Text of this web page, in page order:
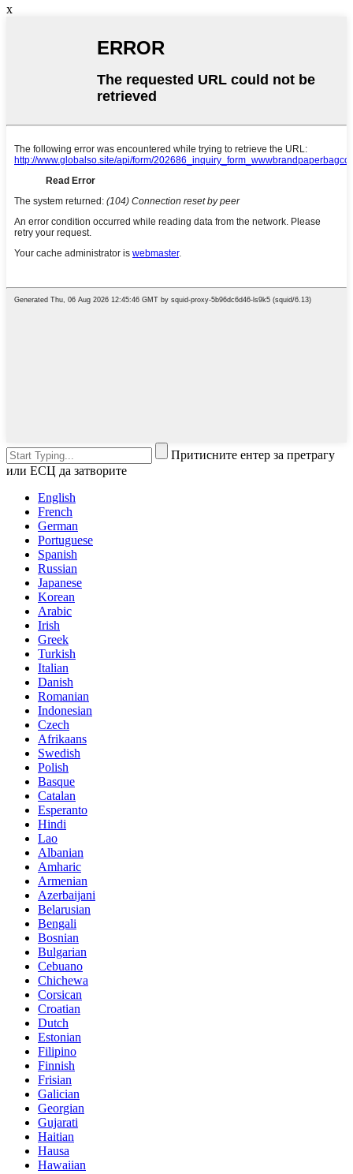
x
Притисните ентер за претрагу
или ЕСЦ да затворите
English
French
German
Portuguese
Spanish
Russian
Japanese
Korean
Arabic
Irish
Greek
Turkish
Italian
Danish
Romanian
Indonesian
Czech
Afrikaans
Swedish
Polish
Basque
Catalan
Esperanto
Hindi
Lao
Albanian
Amharic
Armenian
Azerbaijani
Belarusian
Bengali
Bosnian
Bulgarian
Cebuano
Chichewa
Corsican
Croatian
Dutch
Estonian
Filipino
Finnish
Frisian
Galician
Georgian
Gujarati
Haitian
Hausa
Hawaiian